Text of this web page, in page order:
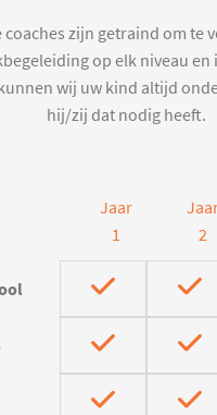
coaches zijn getraind om te
op elk niveau en
wij uw kind altijd
hij/zij dat nodig heeft.
Jaar
1
2